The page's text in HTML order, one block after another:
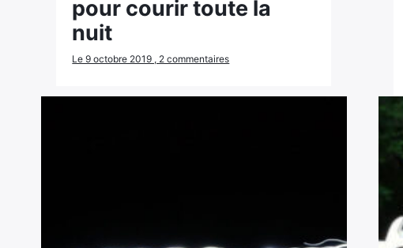
pour courir toute la
nuit
Le 9 octobre 2019 , 2 commentaires